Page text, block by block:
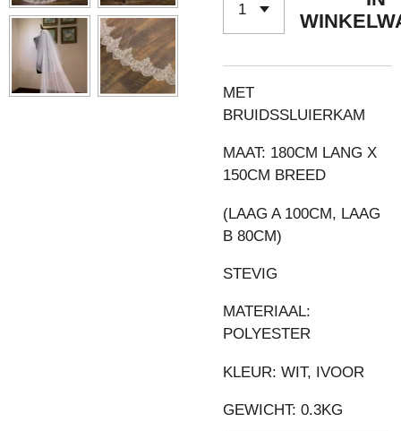
MET
BRUIDSSLUIERKAM
MAAT: 180CM LANG X
150CM BREED
(LAAG A 100CM, LAAG
B 80CM)
STEVIG
MATERIAAL:
POLYESTER
KLEUR: WIT, IVOOR
GEWICHT: 0.3KG